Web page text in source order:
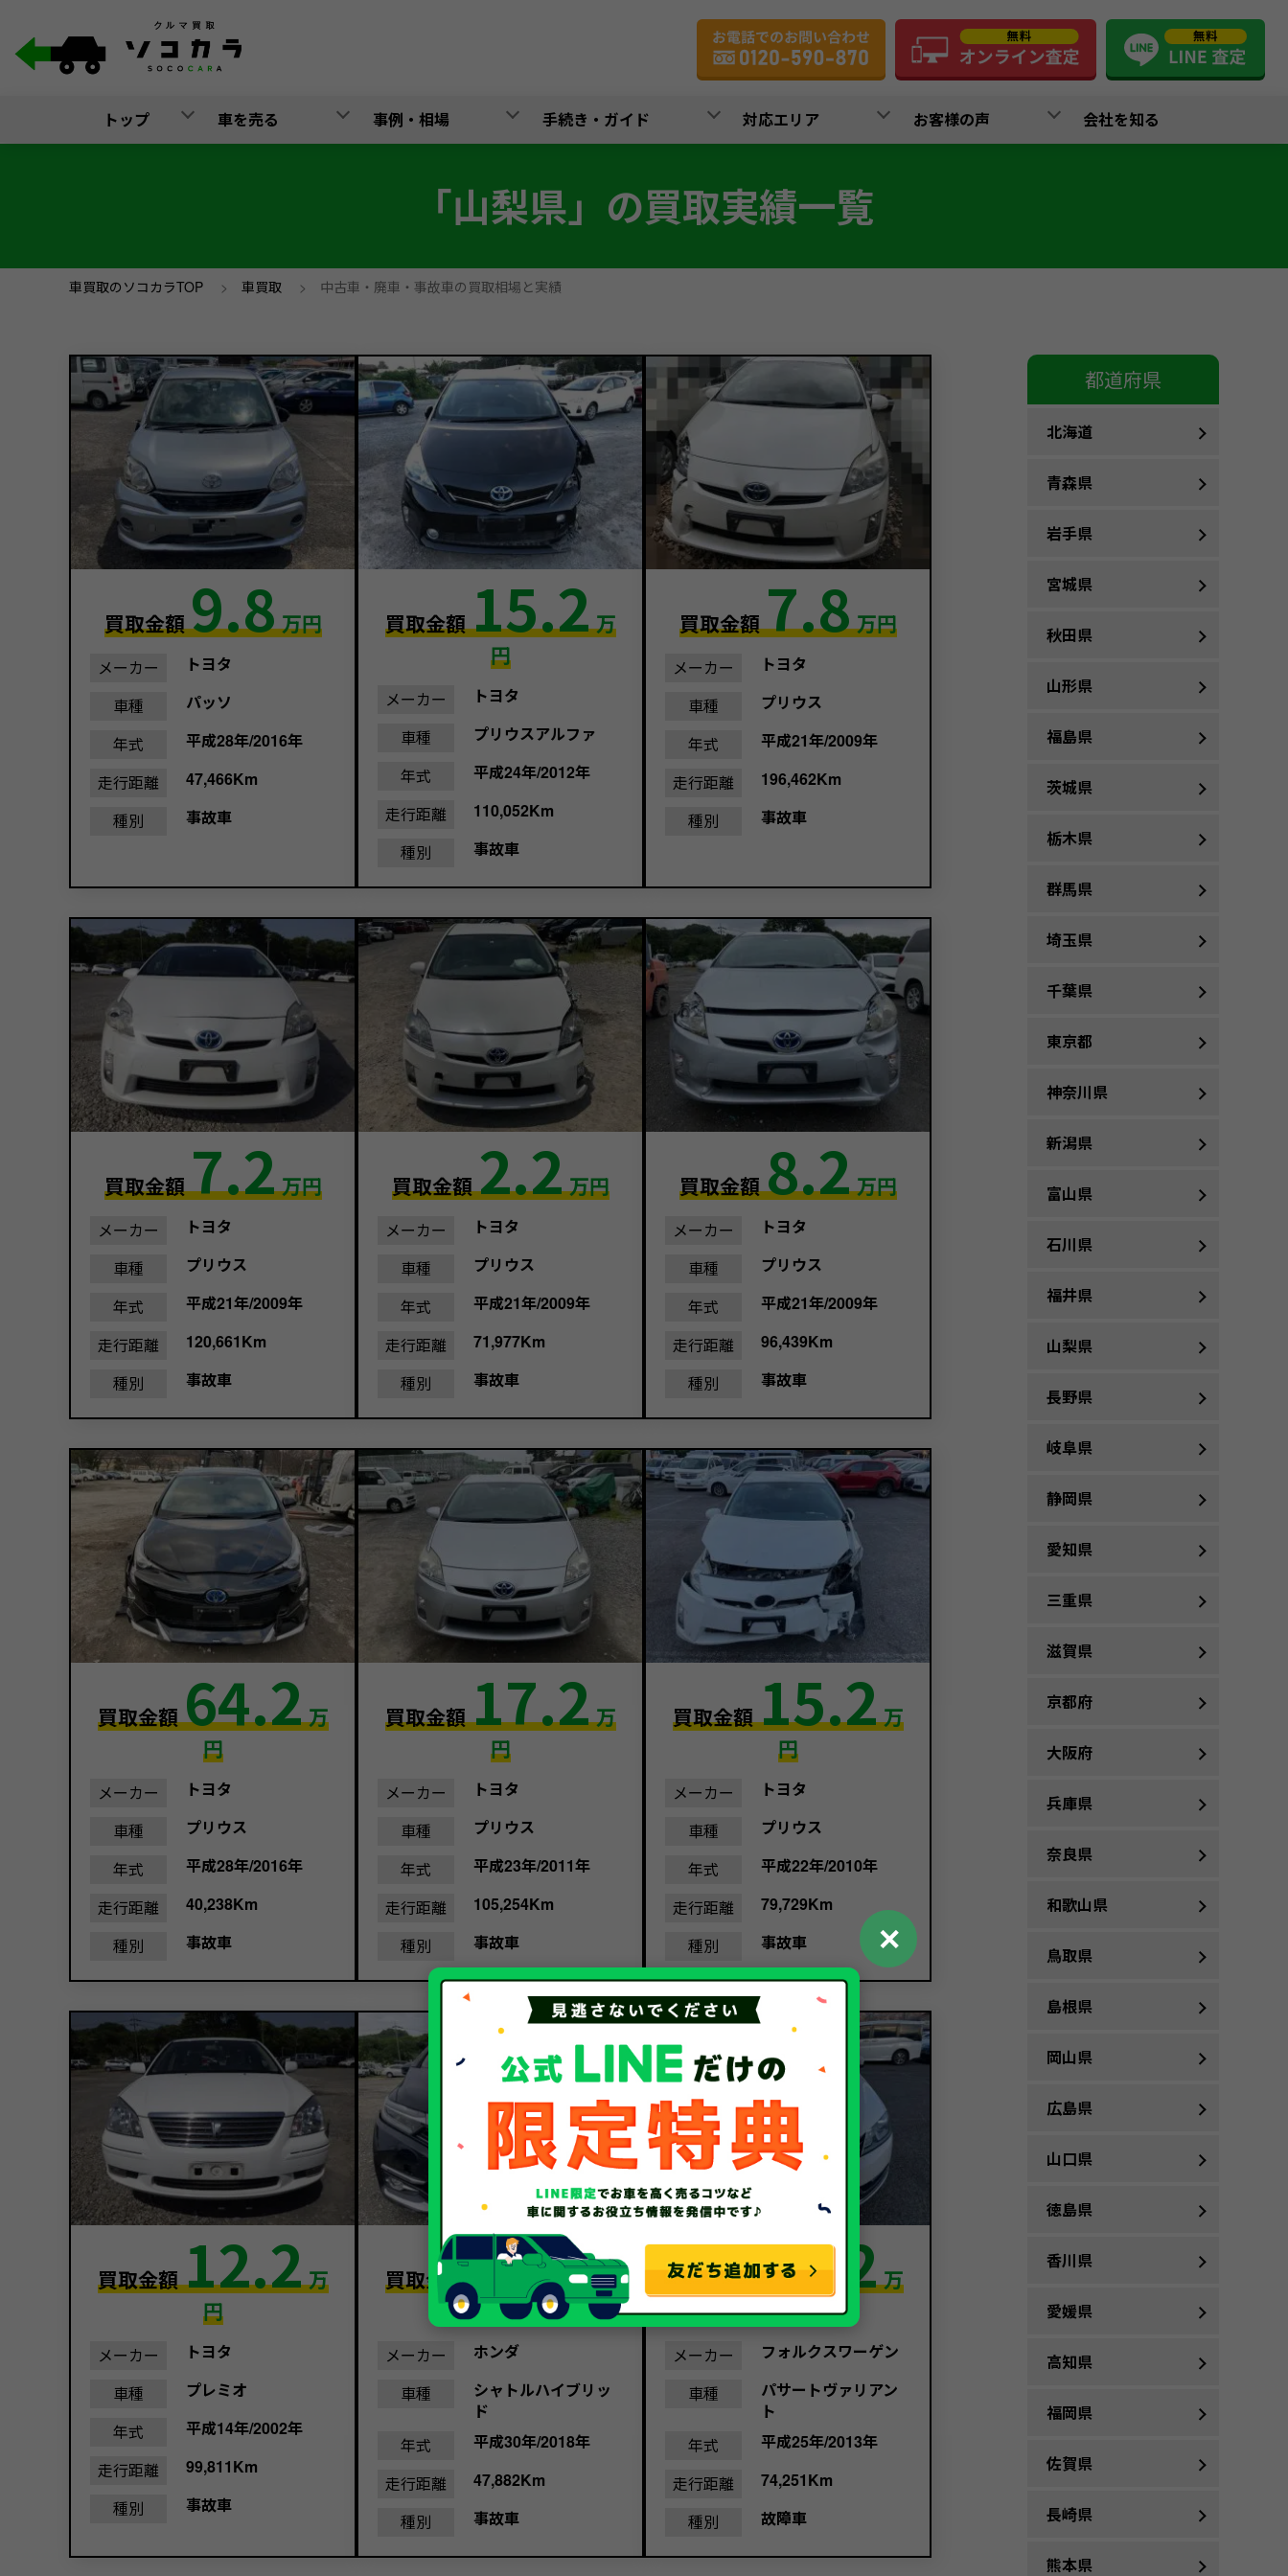
トップ 車を売る 事例・相場 手続き・ガイド 対応エリア お客様の声 会社を知る
「山梨県」の買取実績一覧
車買取のソコカラTOP > 車買取 > 中古車・廃車・事故車の買取相場と実績
買取金額9.8 万円
メーカー
トヨタ
車種
パッソ
年式
平成28年/2016年
走行距離
47,466Km
種別
事故車
買取金額15.2 万
円
メーカー
トヨタ
車種
プリウスアルファ
年式
平成24年/2012年
走行距離
110,052Km
種別
事故車
買取金額7.8 万円
メーカー
トヨタ
車種
プリウス
年式
平成21年/2009年
走行距離
196,462Km
種別
事故車
買取金額7.2 万円
メーカー
トヨタ
車種
プリウス
年式
平成21年/2009年
走行距離
120,661Km
種別
事故車
買取金額2.2 万円
メーカー
トヨタ
車種
プリウス
年式
平成21年/2009年
走行距離
71,977Km
種別
事故車
買取金額8.2 万円
メーカー
トヨタ
車種
プリウス
年式
平成21年/2009年
走行距離
96,439Km
種別
事故車
買取金額64.2 万
円
メーカー
トヨタ
車種
プリウス
年式
平成28年/2016年
走行距離
40,238Km
種別
事故車
買取金額17.2 万
円
メーカー
トヨタ
車種
プリウス
年式
平成23年/2011年
走行距離
105,254Km
種別
事故車
買取金額15.2 万
円
メーカー
トヨタ
車種
プリウス
年式
平成22年/2010年
走行距離
79,729Km
種別
事故車
買取金額12.2 万
円
メーカー
トヨタ
車種
プレミオ
年式
平成14年/2002年
走行距離
99,811Km
種別
事故車
買取金額35.1 万
円
メーカー
ホンダ
車種
シャトルハイブリッ
ド
年式
平成30年/2018年
走行距離
47,882Km
種別
事故車
買取金額10.2 万
円
メーカー
フォルクスワーゲン
車種
パサートヴァリアン
ト
年式
平成25年/2013年
走行距離
74,251Km
種別
故障車
都道府県
北海道
青森県
岩手県
宮城県
秋田県
山形県
福島県
茨城県
栃木県
群馬県
埼玉県
千葉県
東京都
神奈川県
新潟県
富山県
石川県
福井県
山梨県
長野県
岐阜県
静岡県
愛知県
三重県
滋賀県
京都府
大阪府
兵庫県
奈良県
和歌山県
鳥取県
島根県
岡山県
広島県
山口県
徳島県
香川県
愛媛県
高知県
福岡県
佐賀県
長崎県
熊本県
✕